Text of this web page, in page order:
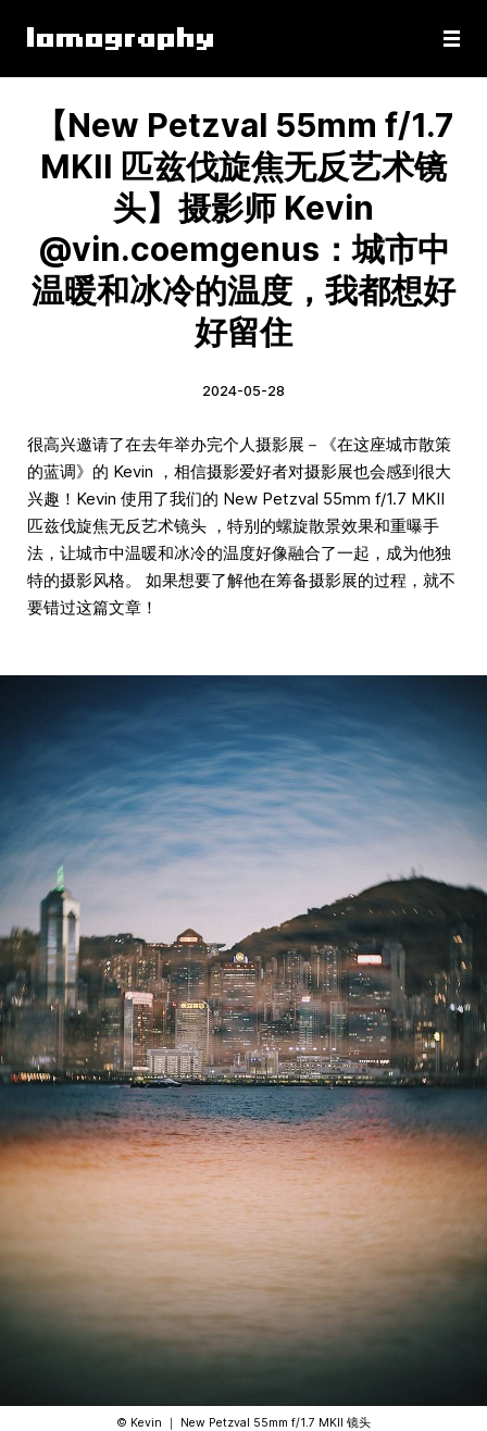
【New Petzval 55mm f/1.7
MKII 匹兹伐旋焦无反艺术镜
头】摄影师 Kevin
@vin.coemgenus：城市中
温暖和冰冷的温度，我都想好
好留住
2024-05-28
很高兴邀请了在去年举办完个人摄影展－《在这座城市散策
的蓝调》的 Kevin ，相信摄影爱好者对摄影展也会感到很大
兴趣！Kevin 使用了我们的 New Petzval 55mm f/1.7 MKII
匹兹伐旋焦无反艺术镜头 ，特别的螺旋散景效果和重曝手
法，让城市中温暖和冰冷的温度好像融合了一起，成为他独
特的摄影风格。 如果想要了解他在筹备摄影展的过程，就不
要错过这篇文章！
©️ Kevin ｜ New Petzval 55mm f/1.7 MKII 镜头